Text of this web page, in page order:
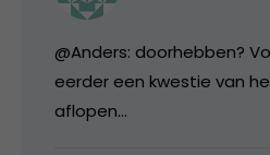
@Anders: doorhebben?
eerder een kwestie van
aflopen…